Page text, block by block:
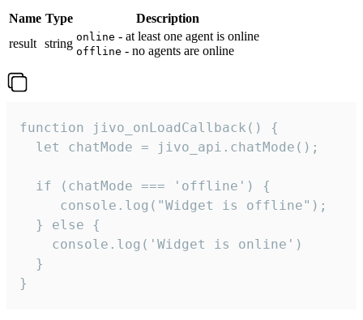
Name Type
Description
result string online - at least one agent is online
offline - no agents are online
function jivo_onLoadCallback() {
  let chatMode = jivo_api.chatMode();
  if (chatMode === 'offline') {
     console.log("Widget is offline");
  } else {
    console.log('Widget is online')
  }
}